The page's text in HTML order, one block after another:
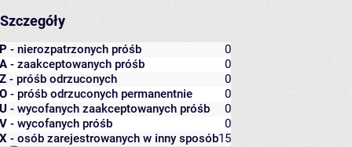
Szczegóły
P - nierozpatrzonych próśb
0
A - zaakceptowanych próśb
0
Z - próśb odrzuconych
0
O - próśb odrzuconych permanentnie
0
U - wycofanych zaakceptowanych próśb
0
V - wycofanych próśb
0
X - osób zarejestrowanych w inny sposób15